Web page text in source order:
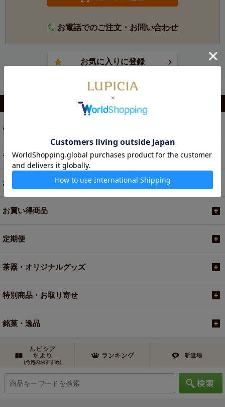
お電話でのご注文・お問い合わせ
お茶
ギフト
お菓子・食品・飲料
お買い得商品
定期便
茶器・オリジナルグッズ
特別商品・お取り寄せ
銘菓・逸品